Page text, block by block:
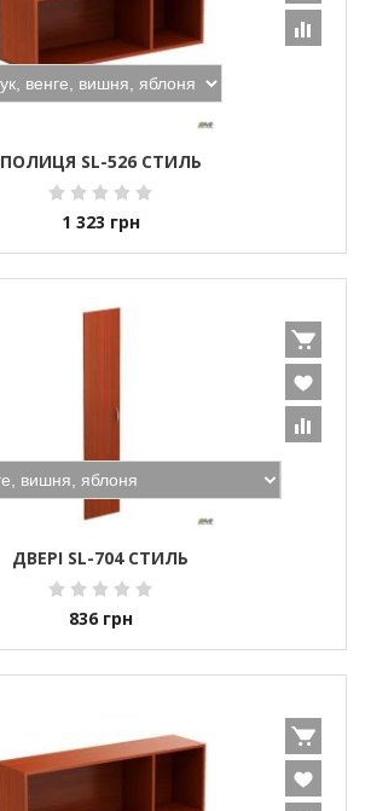
ПОЛИЦЯ SL-526 СТИЛЬ
1 323 грн
ДВЕРІ SL-704 СТИЛЬ
836 грн